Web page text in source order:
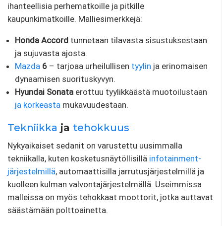
ihanteellisia perhematkoille ja pitkille
kaupunkimatkoille. Malliesimerkkejä:
Honda Accord tunnetaan tilavasta sisustuksestaan ​​
ja sujuvasta ajosta.
Mazda 6 – tarjoaa urheilullisen tyylin ja erinomaisen
dynaamisen suorituskyvyn.
Hyundai Sonata erottuu tyylikkäästä muotoilustaan
ja korkeasta mukavuudestaan.
Tekniikka ja tehokkuus
Nykyaikaiset sedanit on varustettu uusimmalla
tekniikalla, kuten kosketusnäytöllisillä infotainment-
järjestelmillä, automaattisilla jarrutusjärjestelmillä ja
kuolleen kulman valvontajärjestelmällä. Useimmissa
malleissa on myös tehokkaat moottorit, jotka auttavat
säästämään polttoainetta.